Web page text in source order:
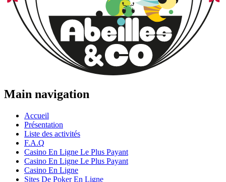
Main navigation
Accueil
Présentation
Liste des activités
F.A.Q
Casino En Ligne Le Plus Payant
Casino En Ligne Le Plus Payant
Casino En Ligne
Sites De Poker En Ligne